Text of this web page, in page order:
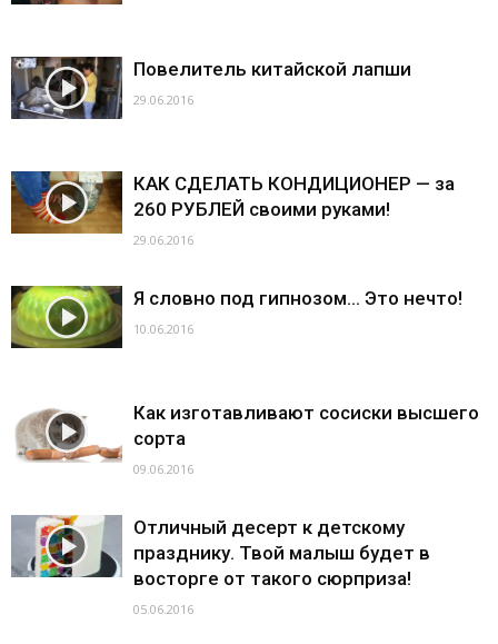
Повелитель китайской лапши
29.06.2016
КАК СДЕЛАТЬ КОНДИЦИОНЕР — за
260 РУБЛЕЙ своими руками!
29.06.2016
Я словно под гипнозом… Это нечто!
10.06.2016
Как изготавливают сосиски высшего
сорта
09.06.2016
Отличный десерт к детскому
празднику. Твой малыш будет в
восторге от такого сюрприза!
05.06.2016